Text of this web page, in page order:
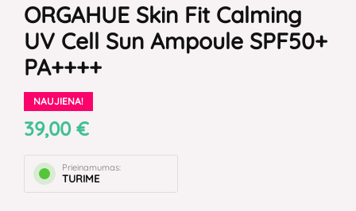
ORGAHUE Skin Fit Calming
UV Cell Sun Ampoule SPF50+
PA++++
NAUJIENA!
39,00 €
Prieinamumas:
TURIME
Skin
Fit
Calming
UV
Cell
Sun
Ampoule
PA++++